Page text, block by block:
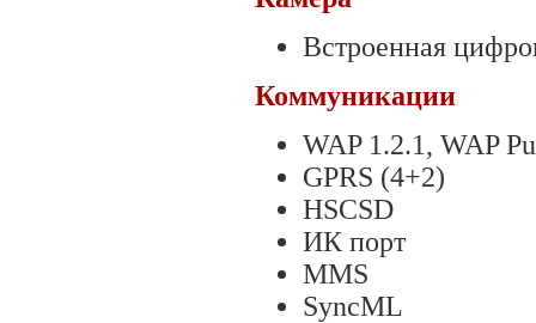
Встроенная
Коммуникации
WAP 1.2.1, WAP
GPRS (4+2)
HSCSD
ИК порт
MMS
SyncML